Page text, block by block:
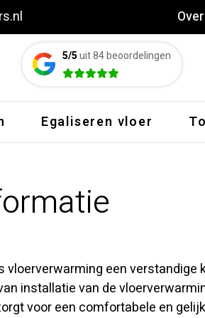
5/5uit 84 beoordelingen
Egaliseren vloer
een
installatie van de
voor een comfortabele en